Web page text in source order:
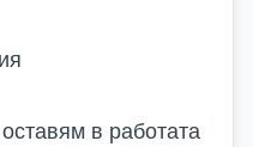
в работата